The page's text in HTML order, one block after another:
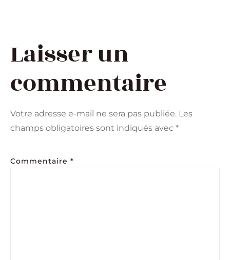
Laisser un
commentaire
Votre adresse e-mail ne sera pas publiée. Les
champs obligatoires sont indiqués avec *
Commentaire *